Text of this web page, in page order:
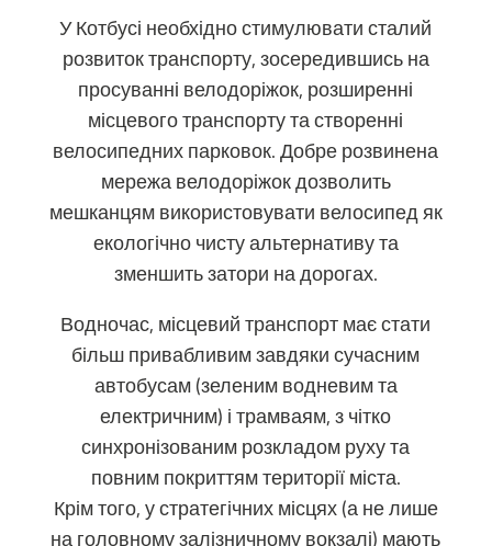
У Котбусі необхідно стимулювати сталий
розвиток транспорту, зосередившись на
просуванні велодоріжок, розширенні
місцевого транспорту та створенні
велосипедних парковок. Добре розвинена
мережа велодоріжок дозволить
мешканцям використовувати велосипед як
екологічно чисту альтернативу та
зменшить затори на дорогах.
Водночас, місцевий транспорт має стати
більш привабливим завдяки сучасним
автобусам (зеленим водневим та
електричним) і трамваям, з чітко
синхронізованим розкладом руху та
повним покриттям території міста.
Крім того, у стратегічних місцях (а не лише
на головному залізничному вокзалі) мають